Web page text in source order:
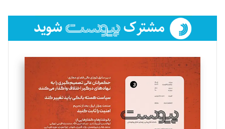
فائزه فتحی رستمی
تحریریه
سروش کرمیان
تحریریه